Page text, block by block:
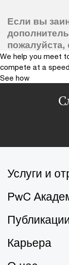
Если вы
пожалуйста,
We help you meet
compete at a
See how
Услуги и
PwC
Карьера